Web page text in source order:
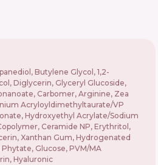
Butylene Glycol, 1,2-
Diglycerin, Glyceryl Glucoside,
Carbomer, Arginine, Zea
Acryloyldimethyltaurate/VP
Hydroxyethyl Acrylate/Sodium
Ceramide NP, Erythritol,
Xanthan Gum, Hydrogenated
Glucose, PVM/MA
Hyaluronic